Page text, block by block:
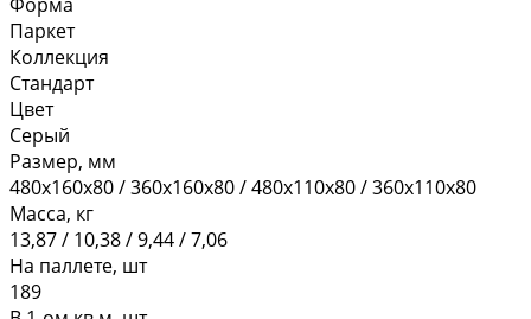
Паркет
Коллекция
Стандарт
Цвет
Серый
Размер, мм
480х160х80 / 360х160х80 / 480х110х80 / 360х110х80
Масса, кг
13,87 / 10,38 / 9,44 / 7,06
На паллете, шт
189